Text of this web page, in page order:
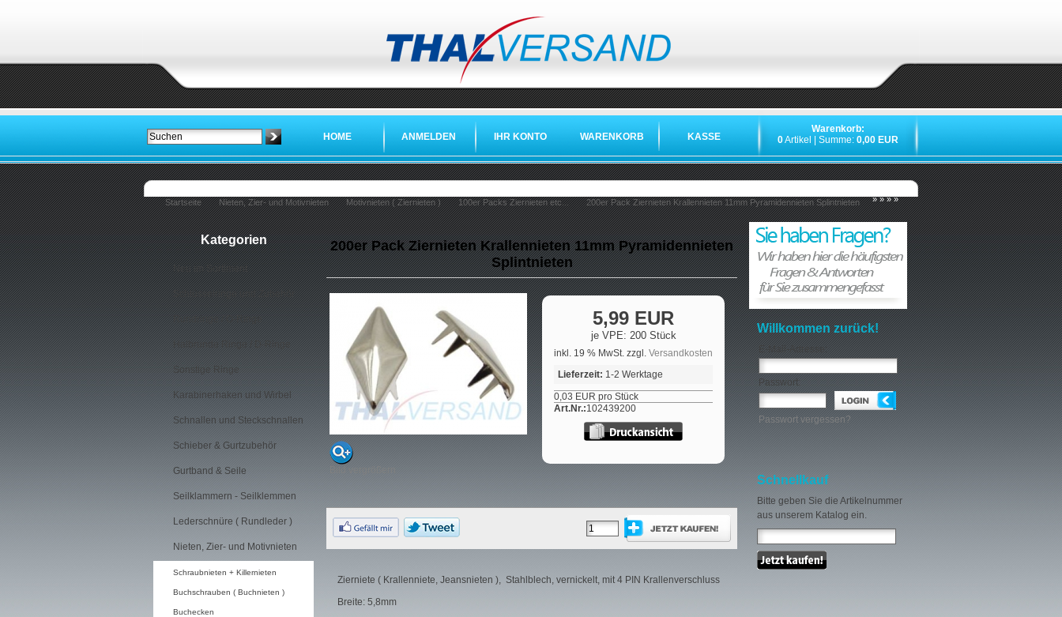
HOME ANMELDEN IHR KONTO WARENKORB KASSE
Warenkorb:
0Artikel | Summe: 0,00 EUR
Startseite »
Nieten, Zier- und Motivnieten »
Motivnieten ( Ziernieten ) »
100er Packs Ziernieten etc... »
200er Pack Ziernieten Krallennieten 11mm Pyramidennieten Splintnieten
Kategorien
Neu im Sortiment
Schlüsselringe und Zubehör
Rundringe / O-Ringe
Halbrunde Ringe / D-Ringe
Sonstige Ringe
Karabinerhaken und Wirbel
Schnallen und Steckschnallen
Schieber & Gurtzubehör
Gurtband & Seile
Seilklammern - Seilklemmen
Lederschnüre ( Rundleder )
Nieten, Zier- und Motivnieten
Schraubnieten + Killernieten
Buchschrauben ( Buchnieten )
Buchecken
200er Pack Ziernieten Krallennieten 11mm Pyramidennieten
Splintnieten
5,99 EUR
je VPE: 200 Stück
inkl. 19 % MwSt. zzgl. Versandkosten
Lieferzeit: 1-2 Werktage
0,03 EUR pro Stück
Art.Nr.:102439200
Zierniete ( Krallenniete, Jeansnieten ), Stahlblech, vernickelt, mit 4 PIN Krallenverschluss
Breite: 5,8mm
Willkommen zurück!
E-Mail-Adresse:
Passwort:
Passwort vergessen?
Schnellkauf
Bitte geben Sie die Artikelnummer
aus unserem Katalog ein.